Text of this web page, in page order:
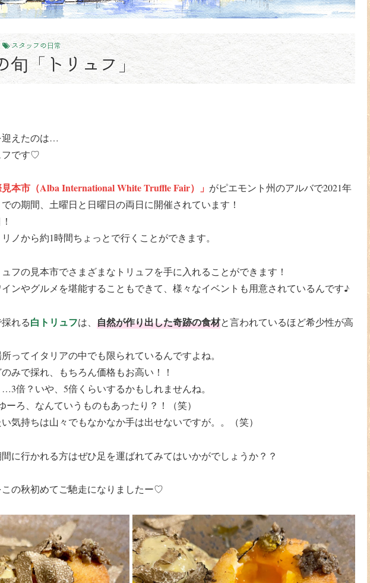
スタッフの日常
旬「トリュフ」
迎えたのは…
フです♡
見本市（Alba International White Truffle Fair）」 がピエモント州のアルバで2021年
の期間、土曜日と日曜日の両日に開催されています！
ノから約1時間ちょっとで行くことができます。
フの見本市でさまざまなトリュフを手に入れることができます！
ンやグルメを堪能することもできて、様々なイベントも用意されているんです♪
れる白トリュフは、 自然が作り出した奇跡の食材と言われているほど希少性が高
ってイタリアの中でも限られているんですよね。
みで採れ、もちろん価格もお高い！！
倍？いや、5倍くらいするかもしれませんね。
ーろ、なんていうものもあったり？！（笑）
気持ちは山々でもなかなか手は出せないですが。。（笑）
に行かれる方はぜひ足を運ばれてみてはいかがでしょうか？？
の秋初めてご馳走になりましたー♡